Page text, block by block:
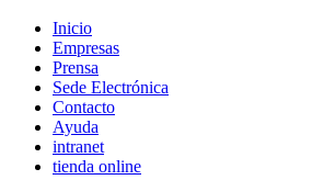
Inicio
Empresas
Prensa
Sede Electrónica
Contacto
Ayuda
intranet
tienda online